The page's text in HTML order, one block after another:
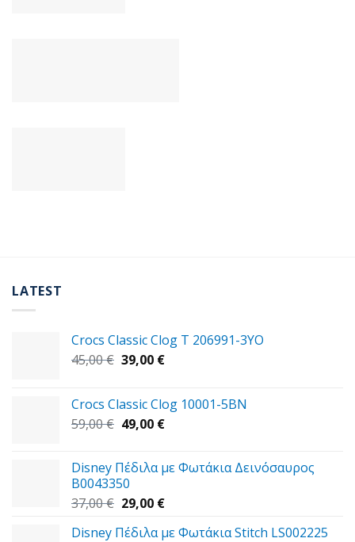
LATEST
Crocs Classic Clog T 206991-3YΟ
45,00€ Original
45,00 €.
39,00 €Η
είναι:
39,00 €.
Crocs Classic Clog 10001-5BN
59,00€ Original
59,00 €.
49,00 €Η
είναι:
Disney Πέδιλα με Φωτάκια Δεινόσαυρος
B0043350
37,00€ Original
was:
29,00 €Η
τιμή
Disney Πέδιλα με Φωτάκια Stitch LS002225